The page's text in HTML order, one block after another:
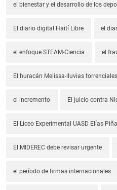
el bienestar y el desarrollo de los
El diario digital Haití Libre el
el enfoque STEAM-Ciencia el
El huracán Melissa-lluvias
el incremento El juicio contra
El Liceo Experimental UASD Elías Piña
El MIDEREC debe revisar urgente
el período de firmas internacionales